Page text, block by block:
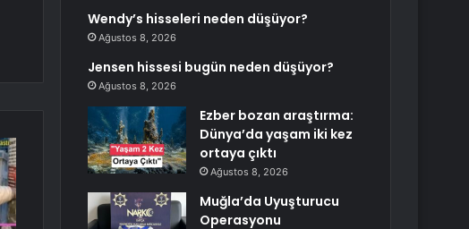
Wendy’s hisseleri neden düşüyor?
Ağustos 8, 2026
Jensen hissesi bugün neden düşüyor?
Ağustos 8, 2026
Ezber bozan araştırma:
Dünya’da yaşam iki kez
ortaya çıktı
Ağustos 8, 2026
Muğla’da Uyuşturucu
Operasyonu